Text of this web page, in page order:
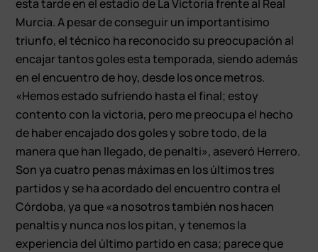
esta tarde en el estadio de La Victoria frente al Real
Murcia. A pesar de conseguir un importantísimo
triunfo, el técnico ha reconocido su preocupación al
encajar tantos goles esta temporada, siendo además
en el encuentro de hoy, desde los once metros.
«Hemos estado sufriendo hasta el final; estoy
contento con la victoria, pero me preocupa el hecho
de haber encajado dos goles y sobre todo, de la
manera que han llegado, de penalti», aseveró Herrero.
Son ya cuatro penas máximas en los últimos tres
partidos y se ha acordado del encuentro contra el
Córdoba, ya que «a nosotros también nos hacen
penaltis y nunca nos los pitan, y tenemos la
experiencia del último partido en casa; parece que